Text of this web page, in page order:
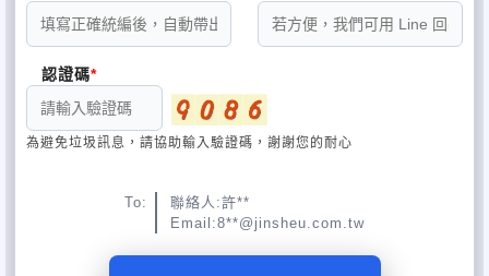
認證碼
為避免垃圾訊息，請協助輸入驗證碼，謝謝您的耐心
To:
聯絡人:許**
Email:8**@jinsheu.com.tw